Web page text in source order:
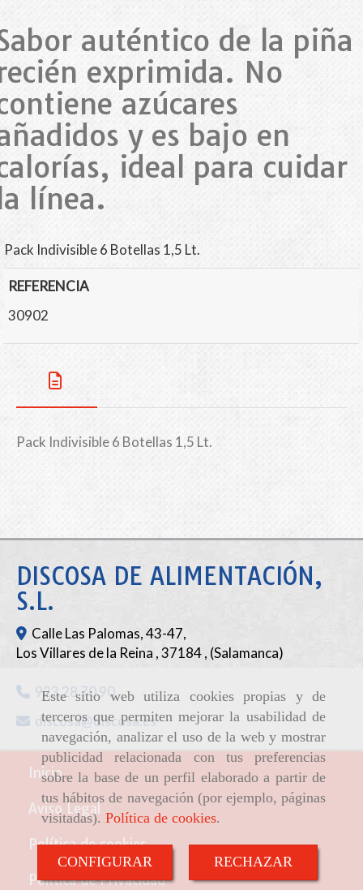
Este sitio web utiliza cookies propias y de
terceros que permiten mejorar la usabilidad de
navegación, analizar el uso de la web y mostrar
publicidad relacionada con tus preferencias
sobre la base de un perfil elaborado a partir de
tus hábitos de navegación (por ejemplo, páginas
visitadas). Política de cookies.
CONFIGURAR RECHAZAR
auténtico de la piña
exprimida. No
azúcares
y es bajo en
ideal para cuidar
línea.
Pack Indivisible 6 Botellas 1,5 Lt.
REFERENCIA
30902
Pack Indivisible 6 Botellas 1,5 Lt.
DISCOSA DE ALIMENTACIÓN,
S.L.
Calle Las Palomas, 43-47,
Los Villares de la Reina ,37184, (Salamanca)
923 28 70 90
discosa
discosa.es
Inicio
Aviso Legal
Política de cookies
Política de Privacidad